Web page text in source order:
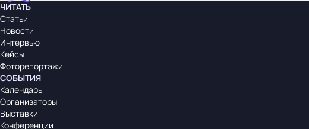
ЧИТАТЬ
Статьи
Новости
Интервью
Кейсы
Фоторепортажи
СОБЫТИЯ
Календарь
Организаторы
Выставки
Конференции